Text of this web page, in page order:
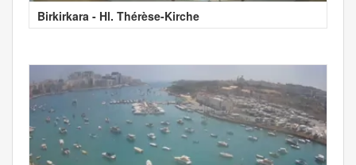
Birkirkara - Hl. Thérèse-Kirche